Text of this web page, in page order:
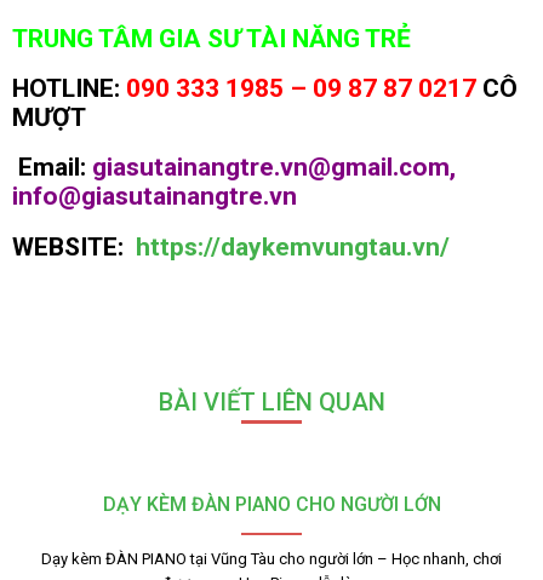
TRUNG TÂM GIA SƯ TÀI NĂNG TRẺ
HOTLINE: 090 333 1985 – 09 87 87 0217 CÔ
MƯỢT
Email: giasutainangtre.vn@gmail.com,
info@giasutainangtre.vn
WEBSITE: https://daykemvungtau.vn/
BÀI VIẾT LIÊN QUAN
DẠY KÈM ĐÀN PIANO CHO NGƯỜI LỚN
Dạy kèm ĐÀN PIANO tại Vũng Tàu cho người lớn – Học nhanh, chơi